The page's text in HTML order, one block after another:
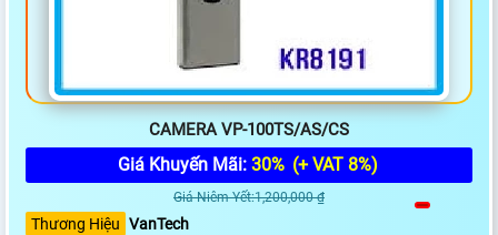
CAMERA VP-100TS/AS/CS
Giá Khuyến Mãi: 30% (+ VAT 8%)
Giá Niêm Yết:1,200,000 ₫
Thương Hiệu VanTech